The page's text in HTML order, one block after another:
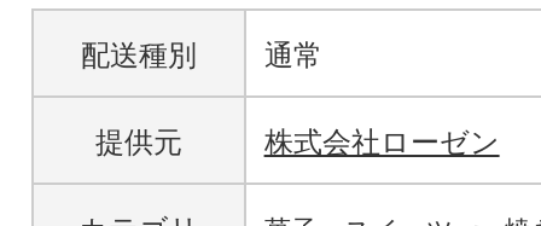
配送種別 通常
提供元 株式会社ローゼン